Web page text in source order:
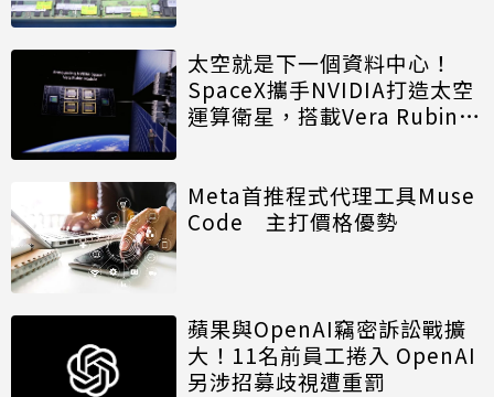
太空就是下一個資料中心！
SpaceX攜手NVIDIA打造太空
運算衛星，搭載Vera Rubin運
Meta首推程式代理工具Muse
Code 主打價格優勢
蘋果與OpenAI竊密訴訟戰擴
大！11名前員工捲入 OpenAI
另涉招募歧視遭重罰